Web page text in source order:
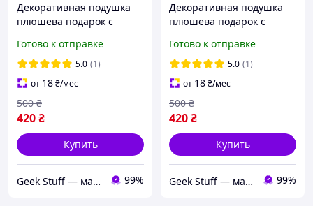
Декоративная подушка
плюшева подарок с
Гравити фолз Пухля
Готово к отправке
5.0 (1)
от 18₴/мес
420₴
500 ₴
Купить
Geek Stuff — магазин аниме, гиков, Kpop товаров. Сувениры с вашим принтом и полиграфия 99%
Декоративная подушка
плюшева подарок с
Гравити фолз Гном
Готово к отправке
5.0 (1)
от 18₴/мес
420₴
500 ₴
Купить
Geek Stuff — магазин аниме, гиков, Kpop товаров. Сувениры с вашим принтом и полиграфия 99%